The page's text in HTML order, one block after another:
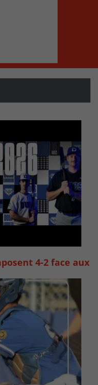
4-2 face aux